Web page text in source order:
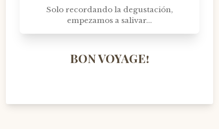
Solo recordando la degustación,
empezamos a salivar...
BON VOYAGE!